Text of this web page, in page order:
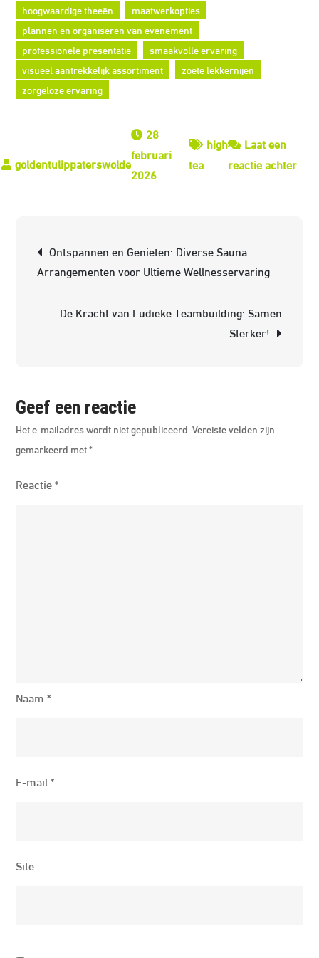
hoogwaardige theeën
maatwerkopties
plannen en organiseren van evenement
professionele presentatie
smaakvolle ervaring
visueel aantrekkelijk assortiment
zoete lekkernijen
zorgeloze ervaring
28
februari
2026
high
tea
Laat een
reactie achterop
Ontspannen en Genieten: Diverse Sauna
Arrangementen voor Ultieme Wellnesservaring
De Kracht van Ludieke Teambuilding: Samen
Sterker!
Geef een reactie
Het e-mailadres wordt niet gepubliceerd. Vereiste velden zijn
gemarkeerd met*
Reactie*
Naam*
E-mail*
Site